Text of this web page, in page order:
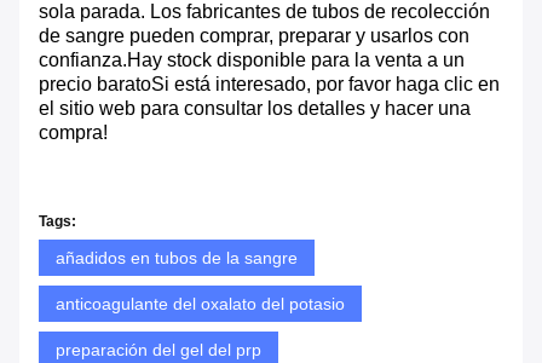
sola parada. Los fabricantes de tubos de recolección
de sangre pueden comprar, preparar y usarlos con
confianza.Hay stock disponible para la venta a un
precio baratoSi está interesado, por favor haga clic en
el sitio web para consultar los detalles y hacer una
compra!
Tags:
añadidos en tubos de la sangre
anticoagulante del oxalato del potasio
preparación del gel del prp